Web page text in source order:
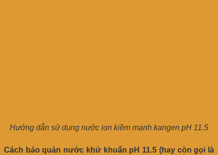
Hướng dẫn sử dụng nước ion kiềm mạnh kangen pH 11.5
Cách bảo quản nước khử khuẩn pH 11.5 (hay còn gọi là